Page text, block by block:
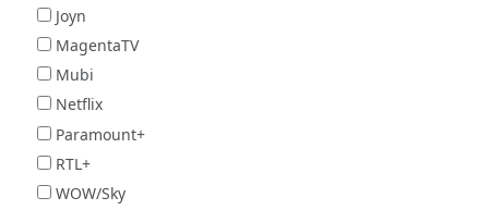
Joyn
MagentaTV
Mubi
Netflix
Paramount+
RTL+
WOW/Sky